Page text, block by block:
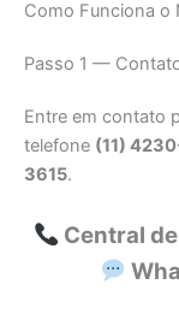
Como Funciona o
Passo 1 —
Entre em contato
telefone (11)
3615.
Central